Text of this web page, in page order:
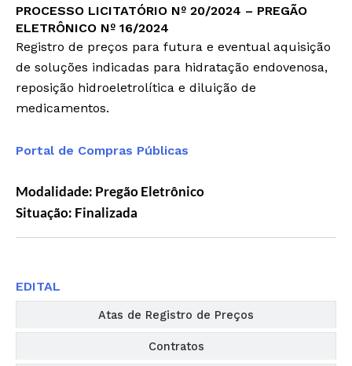
PROCESSO LICITATÓRIO Nº 20/2024 – PREGÃO
ELETRÔNICO Nº 16/2024
Registro de preços para futura e eventual aquisição
de soluções indicadas para hidratação endovenosa,
reposição hidroeletrolítica e diluição de
medicamentos.
Portal de Compras Públicas
Modalidade: Pregão Eletrônico
Situação: Finalizada
Atas de Registro de Preços
Contratos
EDITAL